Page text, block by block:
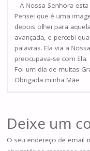
– A Nossa Senhora
Pensei que é uma
depois olhei para
avançada, e percebi
palavras. Ela via a
preocupava-se com Ela.
Foi um dia de muitas
Obrigada minha Mãe.
Deixe um
O seu endereço de email